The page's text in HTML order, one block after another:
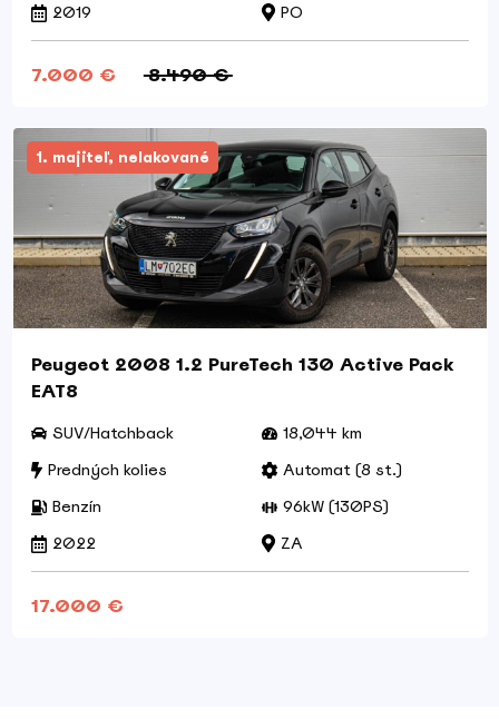
2019
PO
7.000 € 8.490 €
1. majiteľ, nelakované
Peugeot 2008 1.2 PureTech 130 Active Pack
EAT8
SUV/Hatchback
18,044 km
Predných kolies
Automat (8 st.)
Benzín
96kW (130PS)
2022
ZA
17.000 €